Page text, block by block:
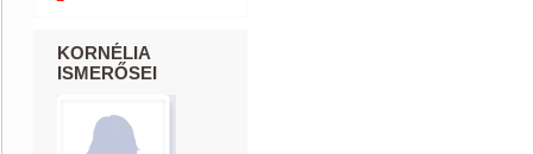
KORNÉLIA
ISMERŐSEI